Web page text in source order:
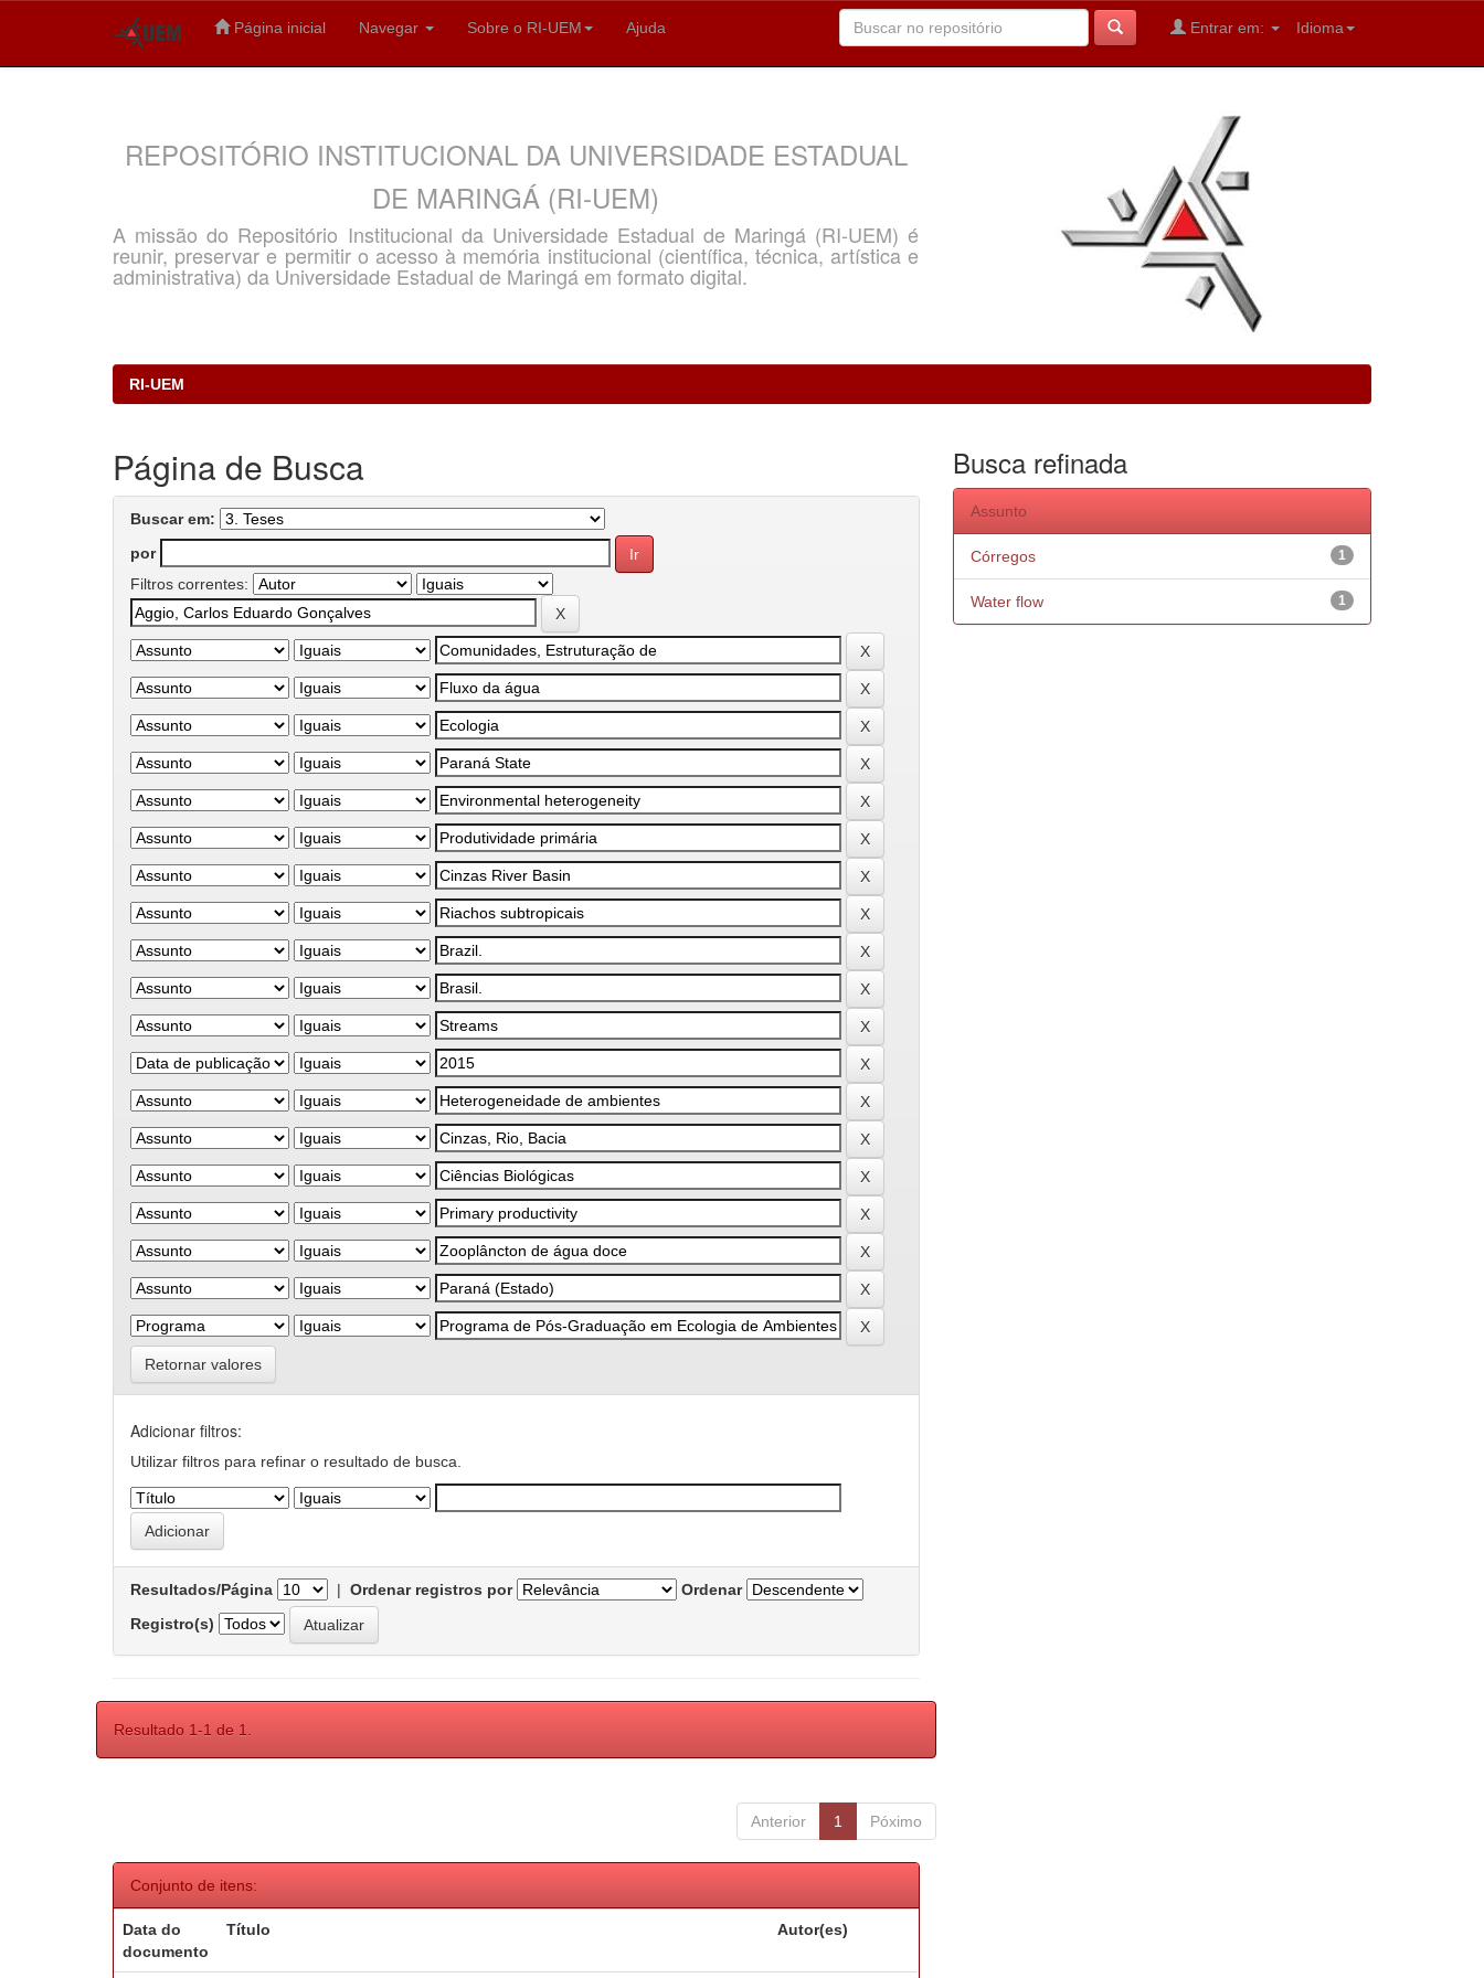
Página inicial Navegar Sobre o RI-UEM Ajuda Idioma
Entrar em:
REPOSITÓRIO INSTITUCIONAL DA UNIVERSIDADE ESTADUAL
DE MARINGÁ (RI-UEM)
A missão do Repositório Institucional da Universidade Estadual de Maringá (RI-UEM) é
reunir, preservar e permitir o acesso à memória institucional (científica, técnica, artística e
administrativa) da Universidade Estadual de Maringá em formato digital.
RI-UEM
Página de Busca
Buscar em:
por
Filtros correntes:
Retornar valores
Adicionar filtros:
Utilizar filtros para refinar o resultado de busca.
Resultados/Página | Ordenar registros por
Ordenar
Registro(s)
Resultado 1-1 de 1.
Anterior 1 Póximo
Conjunto de itens:
Data do
documento
Título Autor(es)
Busca refinada
Assunto
1
Córregos
1
Water flow